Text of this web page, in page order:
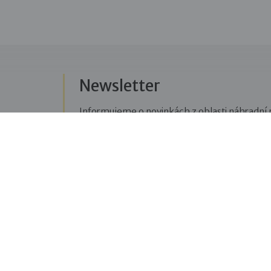
Newsletter
Informujeme o novinkách z oblasti náhradní